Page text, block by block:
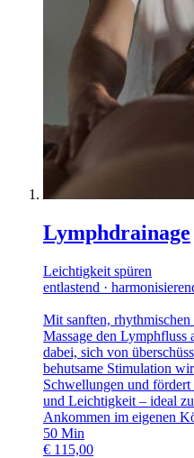
Lymphdrainage
Leichtigkeit spüren
entlastend ·
Mit sanften,
Massage den Lymphfluss
dabei, sich von
behutsame Stimulation
Schwellungen und
und Leichtigkeit – ideal
Ankommen im eigenen
50 Min
€ 115,00